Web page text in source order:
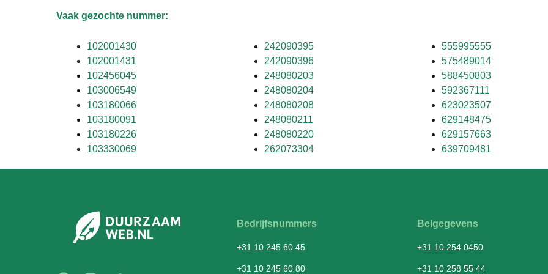
Vaak gezochte nummer:
102001430
102001431
102456045
103006549
103180066
103180091
103180226
103330069
242090395
242090396
248080203
248080204
248080208
248080211
248080220
262073304
555995555
575489014
588450803
592367111
623023507
629148475
629157663
639709481
Bedrijfsnummers
+31 10 245 60 45
+31 10 245 60 80
Belgegevens
+31 10 254 0450
+31 10 258 55 44